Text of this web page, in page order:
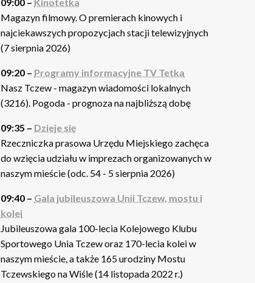
Magazyn filmowy. O premierach kinowych i
najciekawszych propozycjach stacji telewizyjnych
(7 sierpnia 2026)
09:20 – Programy informacyjne TV Tetka
Nasz Tczew - magazyn wiadomości lokalnych
(3216). Pogoda - prognoza na najbliższą dobę
09:35 – Dzieje się
Rzeczniczka prasowa Urzędu Miejskiego zachęca
do wzięcia udziału w imprezach organizowanych w
naszym mieście (odc. 54 - 5 sierpnia 2026)
09:40 – Gala jubileuszowa Unii Tczew, mostu i
kolei
Jubileuszowa gala 100-lecia Kolejowego Klubu
Sportowego Unia Tczew oraz 170-lecia kolei w
naszym mieście, a także 165 urodziny Mostu
Tczewskiego na Wiśle (14 listopada 2022 r.)